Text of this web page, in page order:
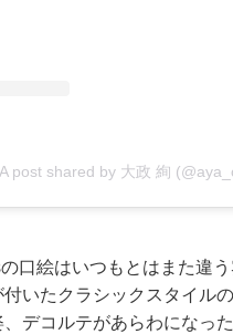
A post shared by 大政 絢
口絵はいつもとはまた違
いたクラシックスタイル
デコルテがあらわになっ